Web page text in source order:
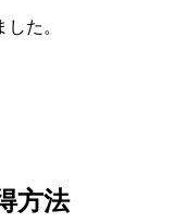
た。
方法